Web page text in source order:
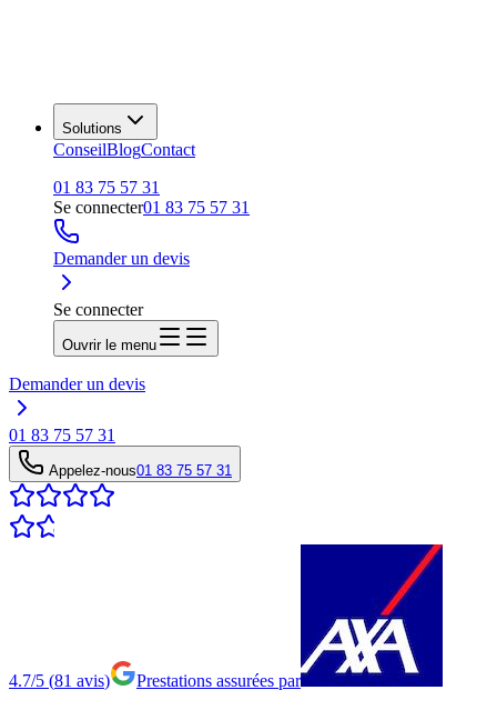
Solutions
ConseilBlogContact
01 83 75 57 31
Se connecter01 83 75 57 31
Demander un devis
Se connecter
Ouvrir le menu
Demander un devis
01 83 75 57 31
Appelez-nous01 83 75 57 31
4.7/5 (81 avis) Prestations assurées par